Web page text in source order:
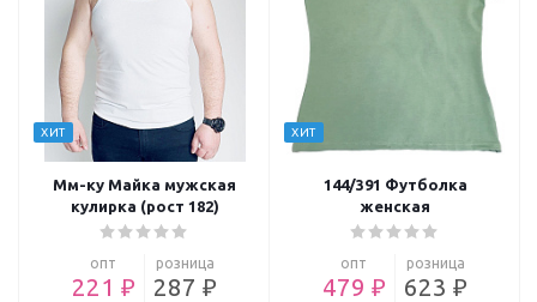
ХИТ
Мм-ку Майка мужская
кулирка (рост 182)
опт
221 ₽
розница
287 ₽
ХИТ
144/391 Футболка
женская
опт
479 ₽
розница
623 ₽